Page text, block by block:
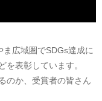
ま広域圏でSDGs達成に
を表彰しています。
のか、受賞者の皆さん